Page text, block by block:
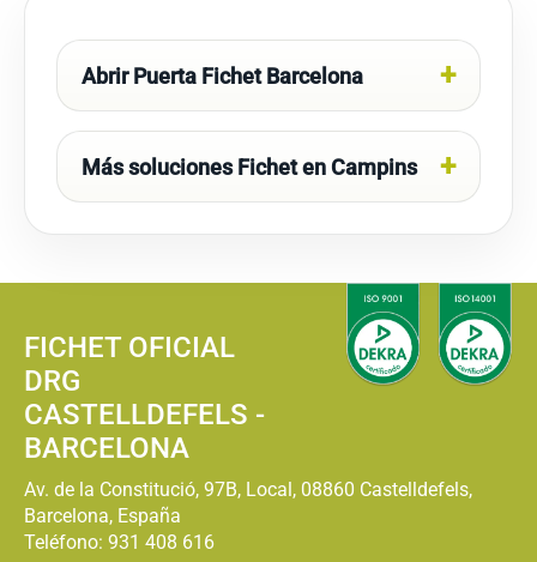
Abrir Puerta Fichet Barcelona
Más soluciones Fichet en Campins
FICHET OFICIAL
DRG
CASTELLDEFELS -
BARCELONA
Av. de la Constitució, 97B, Local, 08860 Castelldefels,
Barcelona, España
Teléfono: 931 408 616